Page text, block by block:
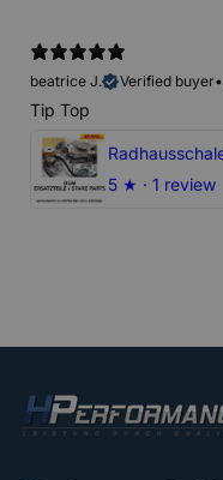
beatrice J.
Verified buyer•
Tip Top
5 ★ · 1 review